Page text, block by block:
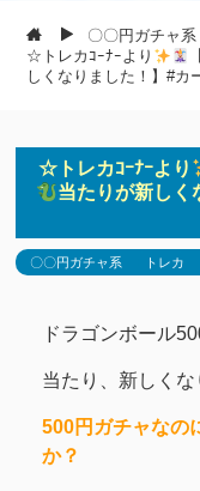
〇〇円ガチャ系
☆トレカｺｰﾅｰより
しくなりました！】#カ
☆トレカｺｰﾅｰより
当たりが新しく
〇〇円ガチャ系 トレカ
ドラゴンボール
当たり、新しくな
500円ガチャなの
か？